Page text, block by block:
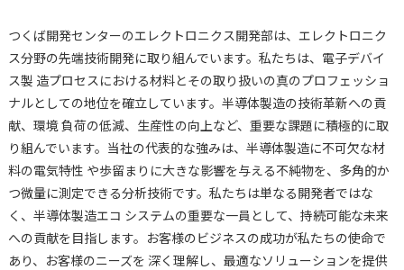
つくば開発センターのエレクトロニクス開発部は、エレクトロニク
ス分野の先端技術開発に取り組んでいます。私たちは、電⼦デバイ
ス製 造プロセスにおける材料とその取り扱いの真のプロフェッショ
ナルとしての地位を確⽴しています。半導体製造の技術⾰新への貢
献、環境 負荷の低減、⽣産性の向上など、重要な課題に積極的に取
り組んでいます。当社の代表的な強みは、半導体製造に不可⽋な材
料の電気特性 や歩留まりに⼤きな影響を与える不純物を、多⾓的か
つ微量に測定できる分析技術です。私たちは単なる開発者ではな
く、半導体製造エコ システムの重要な⼀員として、持続可能な未来
への貢献を⽬指します。お客様のビジネスの成功が私たちの使命で
あり、お客様のニーズを 深く理解し、最適なソリューションを提供